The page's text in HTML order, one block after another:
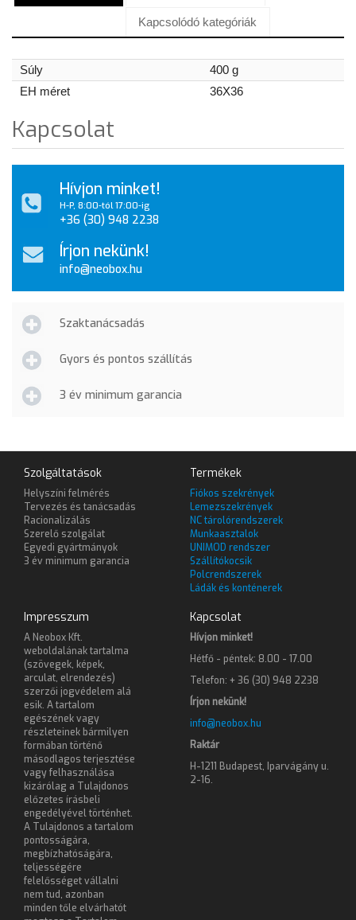
Kapcsolódó kategóriák
Súly
400 g
EH méret
36X36
Kapcsolat
Hívjon minket!
H-P, 8:00-tól 17:00-ig
+36 (30) 948 2238
Írjon nekünk!
info@neobox.hu
Szaktanácsadás
Gyors és pontos szállítás
3 év minimum garancia
Szolgáltatások
Helyszíni felmérés
Tervezés és tanácsadás
Racionalizálás
Szerelő szolgálat
Egyedi gyártmányok
3 év minimum garancia
Termékek
Fiókos szekrények
Lemezszekrények
NC tárolórendszerek
Munkaasztalok
UNIMOD rendszer
Szállítókocsik
Polcrendszerek
Ládák és konténerek
Impresszum
A Neobox Kft.
weboldalának tartalma
(szövegek, képek,
arculat, elrendezés)
szerzői jogvédelem alá
esik. A tartalom
egészének vagy
részleteinek bármilyen
formában történő
másodlagos terjesztése
vagy felhasználása
kizárólag a Tulajdonos
előzetes írásbeli
engedélyével történhet.
A Tulajdonos a tartalom
pontosságára,
megbízhatóságára,
teljességére
felelősséget vállalni
nem tud, azonban
minden tőle elvárhatót
Kapcsolat
Hívjon minket!
Hétfő - péntek: 8.00 - 17.00
Telefon: + 36 (30) 948 2238
Írjon nekünk!
info@neobox.hu
Raktár
H-1211 Budapest, Iparvágány u.
2-16.